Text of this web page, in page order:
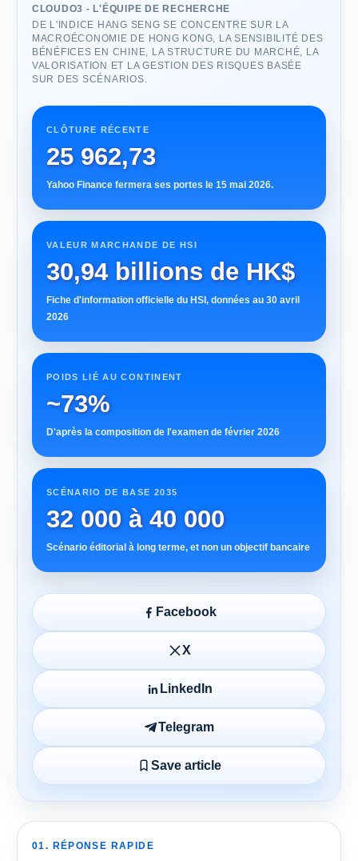
CLOUDO3 - L'ÉQUIPE DE RECHERCHE
DE L'INDICE HANG SENG SE CONCENTRE SUR LA
MACROÉCONOMIE DE HONG KONG, LA SENSIBILITÉ DES
BÉNÉFICES EN CHINE, LA STRUCTURE DU MARCHÉ, LA
VALORISATION ET LA GESTION DES RISQUES BASÉE
SUR DES SCÉNARIOS.
CLÔTURE RÉCENTE
25 962,73
Yahoo Finance fermera ses portes le 15 mai 2026.
VALEUR MARCHANDE DE HSI
30,94 billions de HK$
Fiche d'information officielle du HSI, données au 30 avril
2026
POIDS LIÉ AU CONTINENT
~73%
D'après la composition de l'examen de février 2026
SCÉNARIO DE BASE 2035
32 000 à 40 000
Scénario éditorial à long terme, et non un objectif bancaire
Facebook
X
LinkedIn
Telegram
Save article
01. RÉPONSE RAPIDE